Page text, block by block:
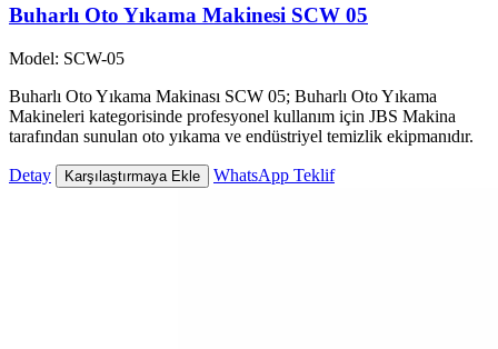
Buharlı Oto Yıkama Makinesi SCW 05
Model: SCW-05
Buharlı Oto Yıkama Makinası SCW 05; Buharlı Oto Yıkama
Makineleri kategorisinde profesyonel kullanım için JBS Makina
tarafından sunulan oto yıkama ve endüstriyel temizlik ekipmanıdır.
Detay Karşılaştırmaya Ekle WhatsApp Teklif